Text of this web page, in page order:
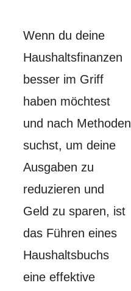
Wenn du deine
Haushaltsfinanzen
besser im Griff
haben möchtest
und nach Methoden
suchst, um deine
Ausgaben zu
reduzieren und
Geld zu sparen, ist
das Führen eines
Haushaltsbuchs
eine effektive